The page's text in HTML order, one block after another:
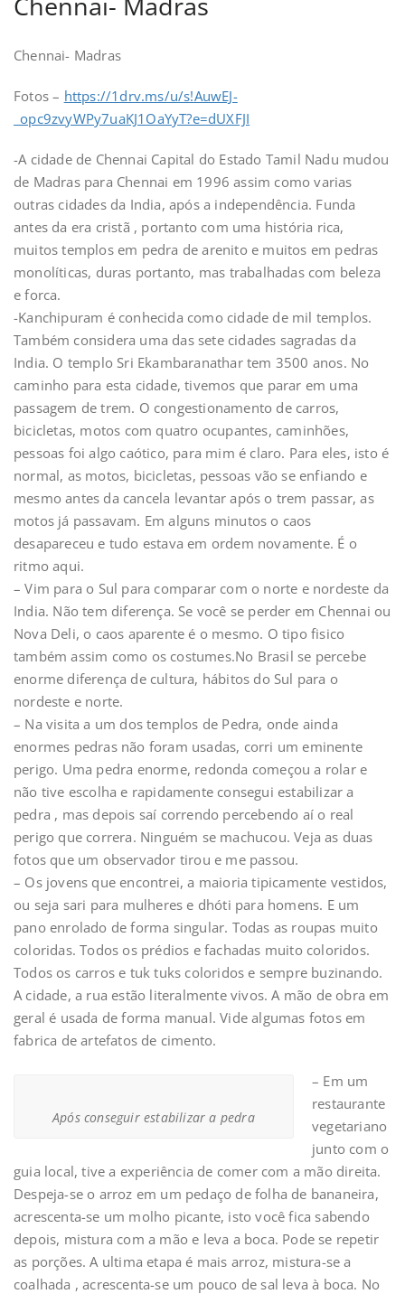
Chennai- Madras
Fotos – https://1drv.ms/u/s!AuwEJ-
_opc9zvyWPy7uaKJ1OaYyT?e=dUXFJI
-A cidade de Chennai Capital do Estado Tamil Nadu mudou
de Madras para Chennai em 1996 assim como varias
outras cidades da India, após a independência. Funda
antes da era cristã , portanto com uma história rica,
muitos templos em pedra de arenito e muitos em pedras
monolíticas, duras portanto, mas trabalhadas com beleza
e forca.
-Kanchipuram é conhecida como cidade de mil templos.
Também considera uma das sete cidades sagradas da
India. O templo Sri Ekambaranathar tem 3500 anos. No
caminho para esta cidade, tivemos que parar em uma
passagem de trem. O congestionamento de carros,
bicicletas, motos com quatro ocupantes, caminhões,
pessoas foi algo caótico, para mim é claro. Para eles, isto é
normal, as motos, bicicletas, pessoas vão se enfiando e
mesmo antes da cancela levantar após o trem passar, as
motos já passavam. Em alguns minutos o caos
desapareceu e tudo estava em ordem novamente. É o
ritmo aqui.
– Vim para o Sul para comparar com o norte e nordeste da
India. Não tem diferença. Se você se perder em Chennai ou
Nova Deli, o caos aparente é o mesmo. O tipo fisico
também assim como os costumes.No Brasil se percebe
enorme diferença de cultura, hábitos do Sul para o
nordeste e norte.
– Na visita a um dos templos de Pedra, onde ainda
enormes pedras não foram usadas, corri um eminente
perigo. Uma pedra enorme, redonda começou a rolar e
não tive escolha e rapidamente consegui estabilizar a
pedra , mas depois saí correndo percebendo aí o real
perigo que correra. Ninguém se machucou. Veja as duas
fotos que um observador tirou e me passou.
– Os jovens que encontrei, a maioria tipicamente vestidos,
ou seja sari para mulheres e dhóti para homens. E um
pano enrolado de forma singular. Todas as roupas muito
coloridas. Todos os prédios e fachadas muito coloridos.
Todos os carros e tuk tuks coloridos e sempre buzinando.
A cidade, a rua estão literalmente vivos. A mão de obra em
geral é usada de forma manual. Vide algumas fotos em
fabrica de artefatos de cimento.
Após conseguir estabilizar a pedra
– Em um
restaurante
vegetariano
junto com o
guia local, tive a experiência de comer com a mão direita.
Despeja-se o arroz em um pedaço de folha de bananeira,
acrescenta-se um molho picante, isto você fica sabendo
depois, mistura com a mão e leva a boca. Pode se repetir
as porções. A ultima etapa é mais arroz, mistura-se a
coalhada , acrescenta-se um pouco de sal leva à boca. No